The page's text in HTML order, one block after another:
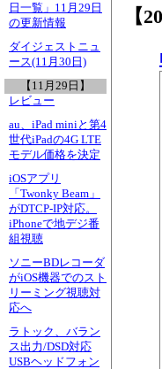
日一覧」11月29日
の更新情報
ダイジェストニュ
ース(11月30日)
【11月29日】
レビュー
au、iPad miniと第4
世代iPadの4G LTE
モデル価格を決定
iOSアプリ
「Twonky Beam」
がDTCP-IP対応。
iPhoneで地デジ番
組視聴
ソニーBDレコーダ
がiOS機器でのスト
リーミング視聴対
応へ
ラトック、バラン
ス出力/DSD対応
USBヘッドフォン
【